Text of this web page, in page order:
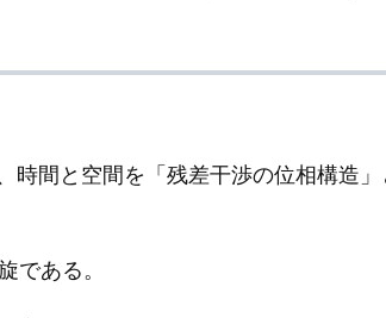
時間と空間を「残差干渉の位相構造
である。